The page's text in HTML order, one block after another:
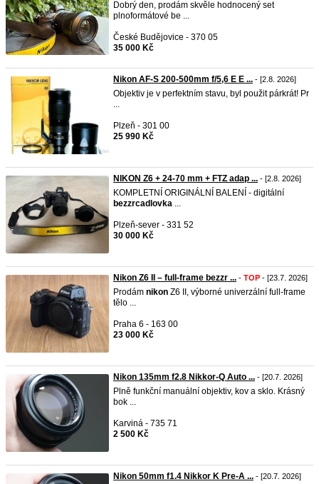
Dobrý den, prodám skvěle hodnocený set
plnoformátové be ...
České Budějovice - 370 05
35 000 Kč
Nikon AF-S 200-500mm f/5,6 E E ... - [2.8. 2026]
Objektiv je v perfektním stavu, byl použit párkrát! Pr
...
Plzeň - 301 00
25 990 Kč
NIKON Z6 + 24-70 mm + FTZ adap ... - [2.8. 2026]
KOMPLETNÍ ORIGINÁLNÍ BALENÍ - digitální
bezzrcadlovka ...
Plzeň-sever - 331 52
30 000 Kč
Nikon Z6 II – full-frame bezzr ... - TOP - [23.7. 2026]
Prodám nikon Z6 II, výborné univerzální full-frame
tělo ...
Praha 6 - 163 00
23 000 Kč
Nikon 135mm f2.8 Nikkor-Q Auto ... - [20.7. 2026]
Plně funkční manuální objektiv, kov a sklo. Krásný
bok ...
Karviná - 735 71
2 500 Kč
Nikon 50mm f1.4 Nikkor K Pre-A ... - [20.7. 2026]